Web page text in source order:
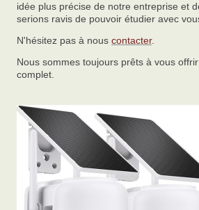
idée plus précise de notre entreprise et
serions ravis de pouvoir étudier avec
N'hésitez pas à nous contacter.
Nous sommes toujours prêts à vous
complet.